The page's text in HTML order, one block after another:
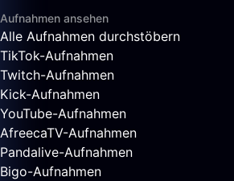
Aufnahmen ansehen
Alle Aufnahmen durchstöbern
TikTok-Aufnahmen
Twitch-Aufnahmen
Kick-Aufnahmen
YouTube-Aufnahmen
AfreecaTV-Aufnahmen
Pandalive-Aufnahmen
Bigo-Aufnahmen